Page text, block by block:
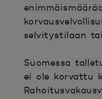
selvitystilaan
Suomessa
ei ole korvattu